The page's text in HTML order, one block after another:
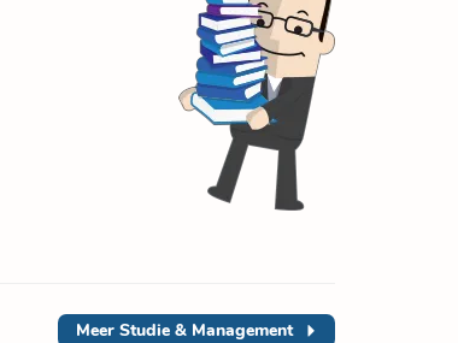
Meer Studie & Management